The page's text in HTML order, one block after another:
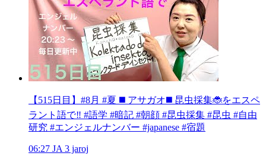
【515日目】#8月 #夏 ◼️ アサガオ◼️ 昆虫採集🐞をエスペ
ラント語で‼️ #語学 #暗記 #朝顔 #昆虫採集 #昆虫 #自由
研究 #エンジェルナンバー #japanese #宿題
06:27 JA 3 jaroj